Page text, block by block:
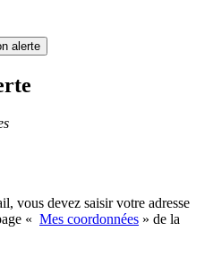
alerte
vous devez saisir votre adresse
« Mes coordonnées » de la